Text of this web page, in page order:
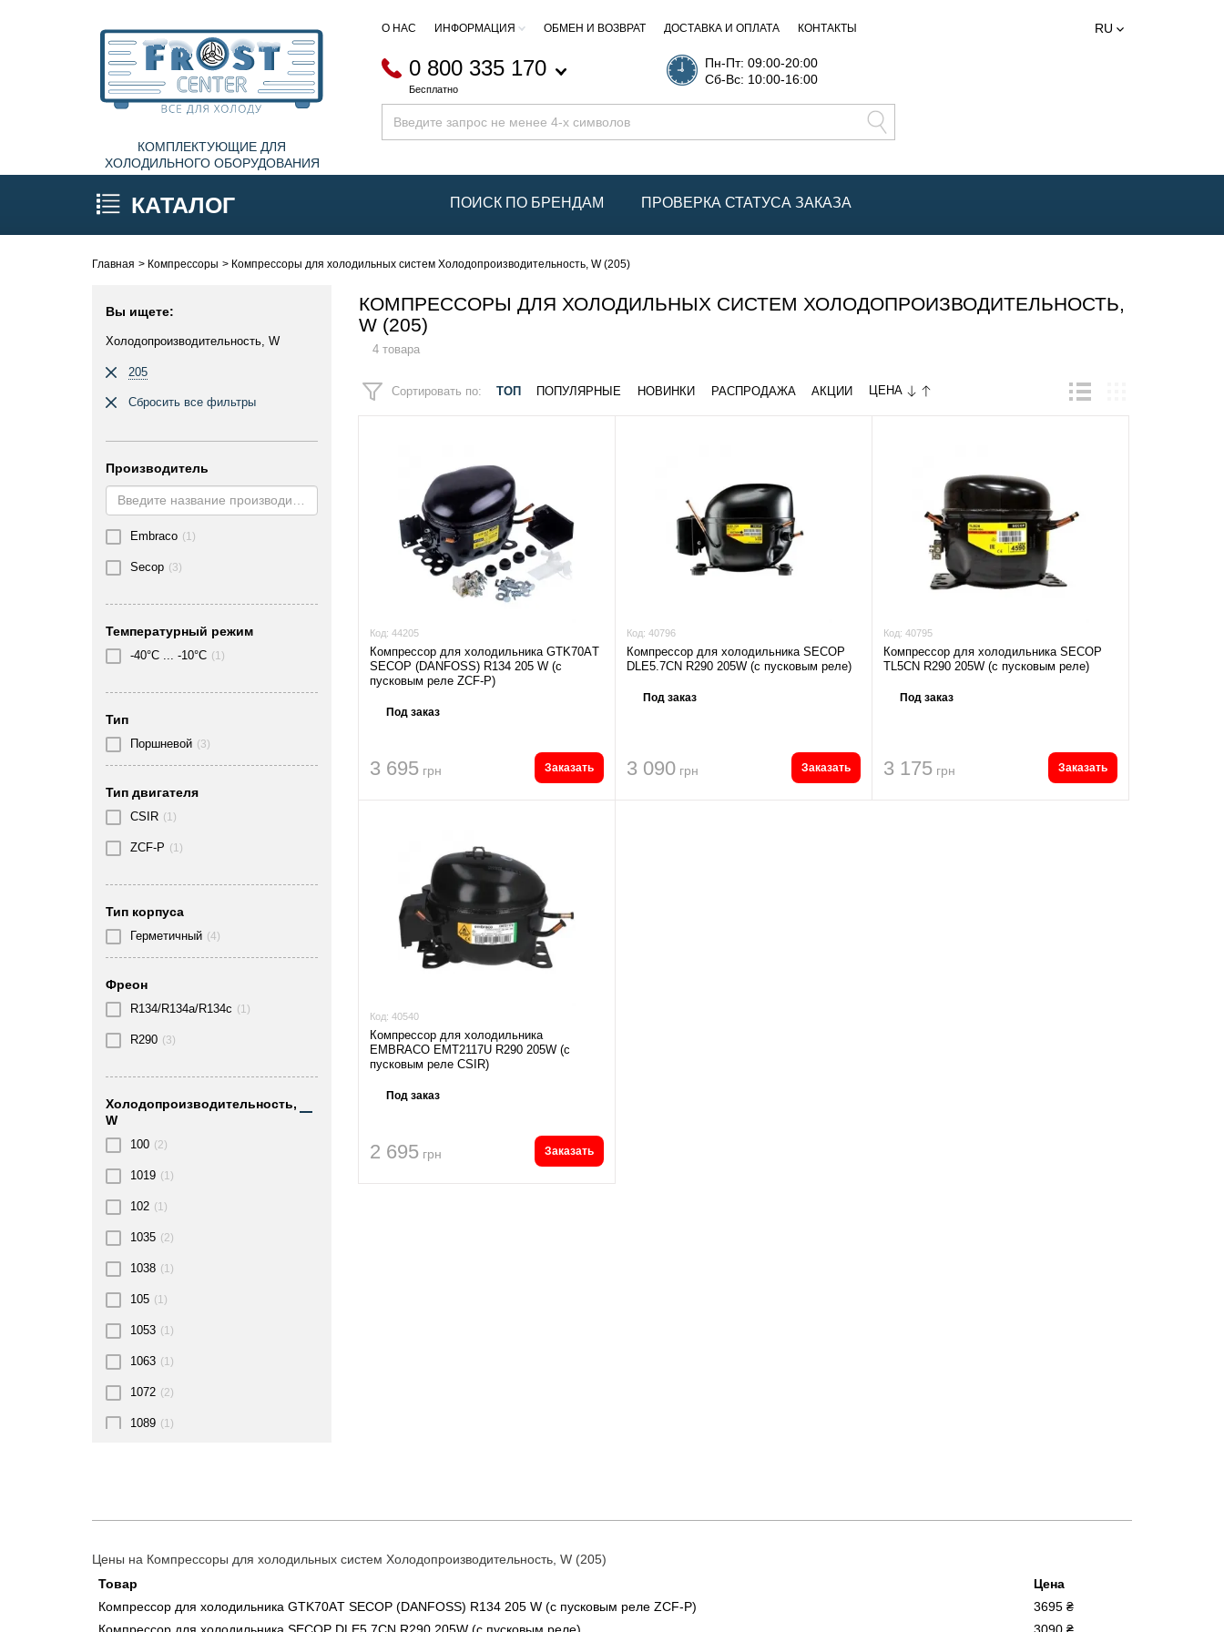
КОМПЛЕКТУЮЩИЕ ДЛЯ
ХОЛОДИЛЬНОГО ОБОРУДОВАНИЯ
О НАС ИНФОРМАЦИЯ ОБМЕН И ВОЗВРАТ ДОСТАВКА И ОПЛАТА КОНТАКТЫ
0 800 335 170
Бесплатно
Пн-Пт: 09:00-20:00
Сб-Вс: 10:00-16:00
RU
КАТАЛОГ ПОИСК ПО БРЕНДАМ ПРОВЕРКА СТАТУСА ЗАКАЗА
Главная Компрессоры Компрессоры для холодильных систем Холодопроизводительность, W (205)
Вы ищете:
Холодопроизводительность, W
205
Сбросить все фильтры
Производитель
Embraco (1)
Secop (3)
Температурный режим
-40°C ... -10°C (1)
Тип
Поршневой (3)
Тип двигателя
CSIR (1)
ZCF-Р (1)
Тип корпуса
Герметичный (4)
Фреон
R134/R134a/R134c (1)
R290 (3)
Холодопроизводительность,
W
100 (2)
1019 (1)
102 (1)
1035 (2)
1038 (1)
105 (1)
1053 (1)
1063 (1)
1072 (2)
1089 (1)
113 (1)
КОМПРЕССОРЫ ДЛЯ ХОЛОДИЛЬНЫХ СИСТЕМ ХОЛОДОПРОИЗВОДИТЕЛЬНОСТЬ,
W (205)
4 товара
Сортировать по: ТОП ПОПУЛЯРНЫЕ НОВИНКИ РАСПРОДАЖА АКЦИИ ЦЕНА
Код: 44205
Компрессор для холодильника GTK70AТ
SECOP (DANFOSS) R134 205 W (с
пусковым реле ZCF-Р)
Под заказ
3 695 грн Заказать
Код: 40796
Компрессор для холодильника SECOP
DLE5.7CN R290 205W (с пусковым реле)
Под заказ
3 090 грн Заказать
Код: 40795
Компрессор для холодильника SECOP
TL5CN R290 205W (с пусковым реле)
Под заказ
3 175 грн Заказать
Код: 40540
Компрессор для холодильника
EMBRACO EMT2117U R290 205W (с
пусковым реле CSIR)
Под заказ
2 695 грн Заказать
Цены на Компрессоры для холодильных систем Холодопроизводительность, W (205)
Товар
Цена
Компрессор для холодильника GTK70AТ SECOP (DANFOSS) R134 205 W (с пусковым реле ZCF-Р)
3695 ₴